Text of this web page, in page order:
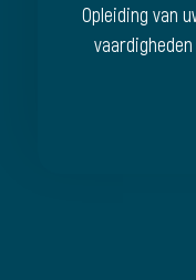
Opleiding van